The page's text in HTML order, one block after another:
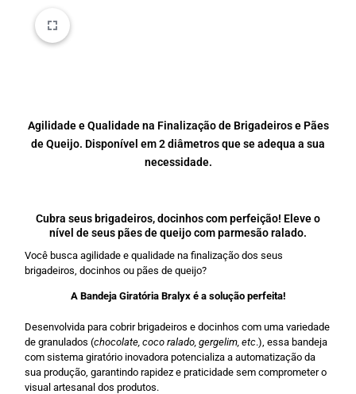
Agilidade e Qualidade na Finalização de Brigadeiros e Pães
de Queijo. Disponível em 2 diâmetros que se adequa a sua
necessidade.
Cubra seus brigadeiros, docinhos com perfeição! Eleve o
nível de seus pães de queijo com parmesão ralado.
Você busca agilidade e qualidade na finalização dos seus
brigadeiros, docinhos ou pães de queijo?
A Bandeja Giratória Bralyx é a solução perfeita!
Desenvolvida para cobrir brigadeiros e docinhos com uma variedade
de granulados (chocolate, coco ralado, gergelim, etc.), essa bandeja
com sistema giratório inovadora potencializa a automatização da
sua produção, garantindo rapidez e praticidade sem comprometer o
visual artesanal dos produtos.